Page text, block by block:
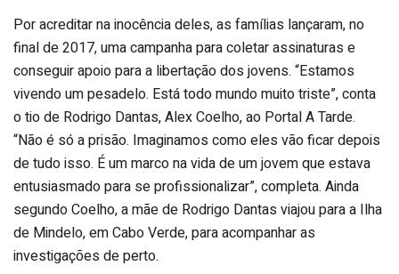
Por acreditar na inocência deles, as famílias lançaram, no
final de 2017, uma campanha para coletar assinaturas e
conseguir apoio para a libertação dos jovens. “Estamos
vivendo um pesadelo. Está todo mundo muito triste”, conta
o tio de Rodrigo Dantas, Alex Coelho, ao Portal A Tarde.
“Não é só a prisão. Imaginamos como eles vão ficar depois
de tudo isso. É um marco na vida de um jovem que estava
entusiasmado para se profissionalizar”, completa. Ainda
segundo Coelho, a mãe de Rodrigo Dantas viajou para a Ilha
de Mindelo, em Cabo Verde, para acompanhar as
investigações de perto.